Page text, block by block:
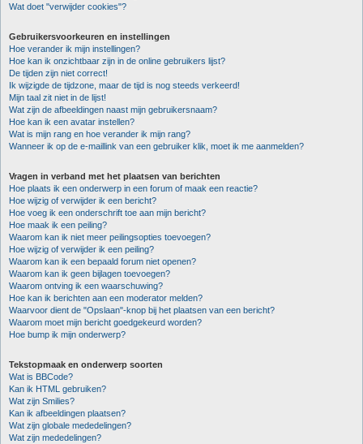
Wat doet "verwijder cookies"?
Gebruikersvoorkeuren en instellingen
Hoe verander ik mijn instellingen?
Hoe kan ik onzichtbaar zijn in de online gebruikers lijst?
De tijden zijn niet correct!
Ik wijzigde de tijdzone, maar de tijd is nog steeds verkeerd!
Mijn taal zit niet in de lijst!
Wat zijn de afbeeldingen naast mijn gebruikersnaam?
Hoe kan ik een avatar instellen?
Wat is mijn rang en hoe verander ik mijn rang?
Wanneer ik op de e-maillink van een gebruiker klik, moet ik me aanmelden?
Vragen in verband met het plaatsen van berichten
Hoe plaats ik een onderwerp in een forum of maak een reactie?
Hoe wijzig of verwijder ik een bericht?
Hoe voeg ik een onderschrift toe aan mijn bericht?
Hoe maak ik een peiling?
Waarom kan ik niet meer peilingsopties toevoegen?
Hoe wijzig of verwijder ik een peiling?
Waarom kan ik een bepaald forum niet openen?
Waarom kan ik geen bijlagen toevoegen?
Waarom ontving ik een waarschuwing?
Hoe kan ik berichten aan een moderator melden?
Waarvoor dient de "Opslaan"-knop bij het plaatsen van een bericht?
Waarom moet mijn bericht goedgekeurd worden?
Hoe bump ik mijn onderwerp?
Tekstopmaak en onderwerp soorten
Wat is BBCode?
Kan ik HTML gebruiken?
Wat zijn Smilies?
Kan ik afbeeldingen plaatsen?
Wat zijn globale mededelingen?
Wat zijn mededelingen?